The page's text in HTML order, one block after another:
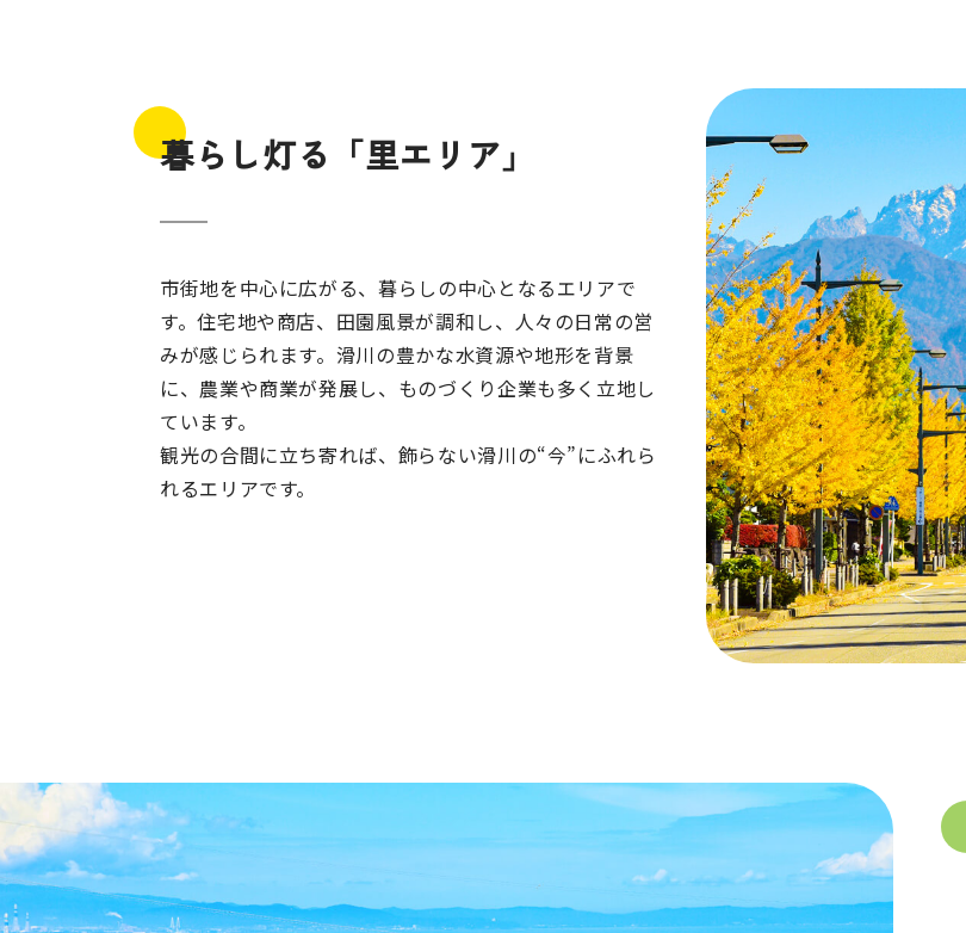
暮らし灯る「里エリア」
市街地を中心に広がる、暮らしの中心となるエリアで
す。住宅地や商店、田園風景が調和し、人々の日常の営
みが感じられます。滑川の豊かな水資源や地形を背景
に、農業や商業が発展し、ものづくり企業も多く立地し
ています。
観光の合間に立ち寄れば、飾らない滑川の“今”にふれら
れるエリアです。